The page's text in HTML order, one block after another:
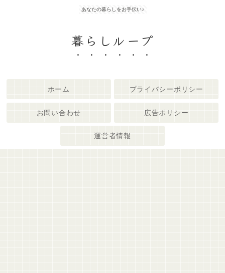
あなたの暮らしをお手伝い♪
暮らしループ
ホーム プライバシーポリシー
お問い合わせ 広告ポリシー
運営者情報